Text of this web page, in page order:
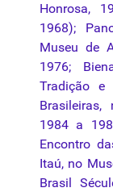
Honrosa,
1968);
Museu de
1976;
Tradição e
1984 a
Encontro
Itaú, no
Brasil